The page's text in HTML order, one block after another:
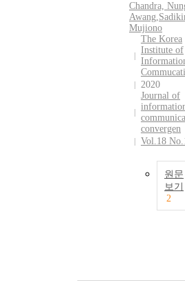
Chandra,
Awang,
Mujiono
The Korea
Institute of
2020
Journal of
convergen
Vol.18
원문
보기
2